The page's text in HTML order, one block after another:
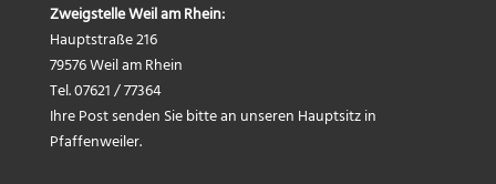
Zweigstelle Weil am Rhein:
Hauptstraße 216
79576 Weil am Rhein
Tel. 07621 / 77364
Ihre Post senden Sie bitte an unseren Hauptsitz in
Pfaffenweiler.